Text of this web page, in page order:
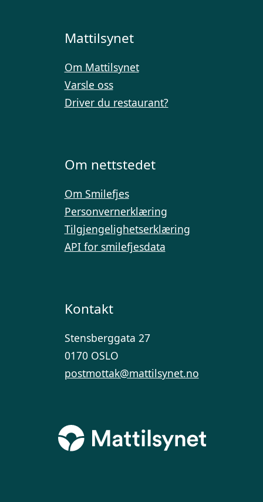
Mattilsynet
Om Mattilsynet
Varsle oss
Driver du restaurant?
Om nettstedet
Om Smilefjes
Personvernerklæring
Tilgjengelighetserklæring
API for smilefjesdata
Kontakt
Stensberggata 27
0170 OSLO
postmottak@mattilsynet.no